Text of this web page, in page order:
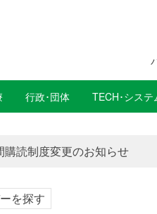
行政･団体 TECH･システ
購読制度変更のお知らせ
者住宅新聞 無料会員の皆様へ
を探す